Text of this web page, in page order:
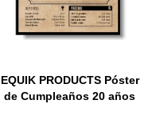
EQUIK PRODUCTS Póster
de Cumpleaños 20 años